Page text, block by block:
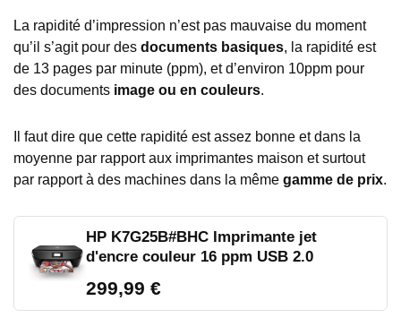
La rapidité d’impression n’est pas mauvaise du moment
qu’il s’agit pour des documents basiques, la rapidité est
de 13 pages par minute (ppm), et d’environ 10ppm pour
des documents image ou en couleurs.
Il faut dire que cette rapidité est assez bonne et dans la
moyenne par rapport aux imprimantes maison et surtout
par rapport à des machines dans la même gamme de prix.
HP K7G25B#BHC Imprimante jet
d'encre couleur 16 ppm USB 2.0
299,99 €